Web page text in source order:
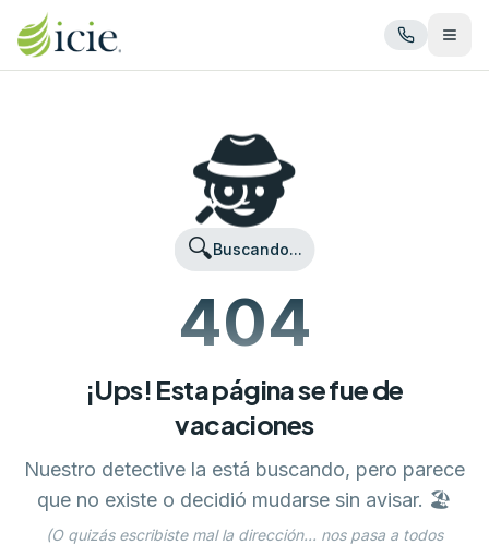
Abrir
🕵️
🔍Buscando...
404
¡Ups! Esta página se fue de
vacaciones
Nuestro detective la está buscando, pero parece
que no existe o decidió mudarse sin avisar. 🏖️
(O quizás escribiste mal la dirección... nos pasa a todos